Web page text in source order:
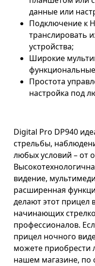
данные или
Подключение к
транслировать
устройства;
Широкие
Простота
настройка под
Digital Pro DP940
стрельбы,
любых условий – от
видение,
расширенная
делают этот прицел
начинающих
профессионалов.
прицел ночного
можете
нашем магазине, по